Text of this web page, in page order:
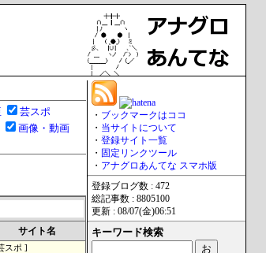
芸スポ
画像・動画
サイト名
スポ ]
・ ブックマークはココ
・ 当サイトについて
・ 登録サイト一覧
・ 固定リンクツール
・ アナグロあんてな スマホ版
登録ブログ数 : 472
総記事数 : 8805100
更新 : 08/07(金)06:51
キーワード検索